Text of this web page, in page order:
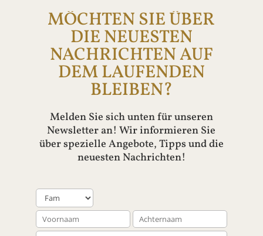
MÖCHTEN SIE ÜBER
DIE NEUESTEN
NACHRICHTEN AUF
DEM LAUFENDEN
BLEIBEN?
Melden Sie sich unten für unseren
Newsletter an! Wir informieren Sie
über spezielle Angebote, Tipps und die
neuesten Nachrichten!